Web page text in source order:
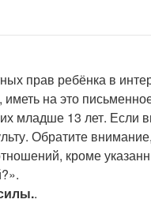
прав ребёнка в
на это
младше 13 лет.
Обратите
кроме
.